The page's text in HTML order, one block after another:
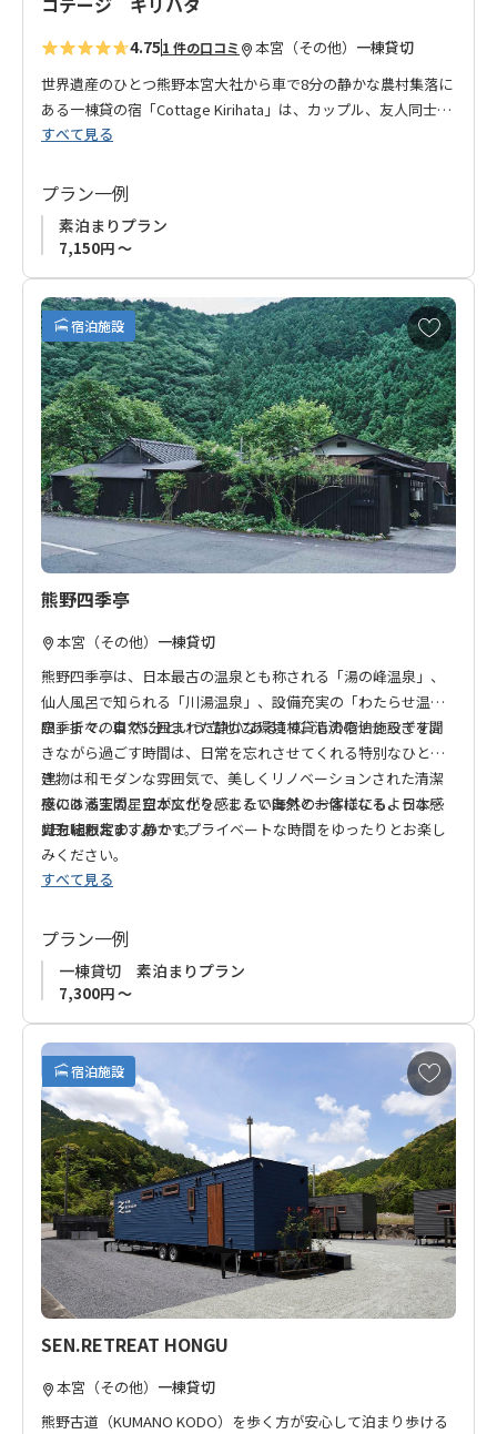
チェックイン方法はご予約・決済完了後にオーナーよりお知ら
せいたします。
4.751 件の口コミ 本宮（その他） 一棟貸切
世界遺産のひとつ熊野本宮大社から車で8分の静かな農村集落に
ある一棟貸の宿「Cottage Kirihata」は、カップル、友人同士、
ヤングファミリーに最適な宿です。熊野古道を歩いた後は、静
遊びやフィッシングなどのアクティビティやコテージ内でBBQ
も楽しめます。
すべて見る
プラン一例
素泊まりプラン
7,150円 ～
宿泊施設
お
気
に
入
り
に
追
加
熊野四季亭
本宮（その他） 一棟貸切
熊野四季亭は、日本最古の温泉とも称される「湯の峰温泉」、
仙人風呂で知られる「川湯温泉」、設備充実の「わたらせ温
泉」まで、車で5分という立地にある1棟貸しの宿泊施設です。
四季折々の自然に囲まれた静かな環境で、清流のせせらぎを聞
きながら過ごす時間は、日常を忘れさせてくれる特別なひとと
き。
夜には満天の星空が広がり、まるで自然と一体になるような感
覚を味わえます。
建物は和モダンな雰囲気で、美しくリノベーションされた清潔
感のある空間。日本文化を感じたい海外のお客様にも、日本人
の方にもおすすめです。
1日1組限定の、静かでプライベートな時間をゆったりとお楽し
みください。
すべて見る
プラン一例
一棟貸切 素泊まりプラン
7,300円 ～
宿泊施設
お
気
に
入
り
に
追
加
SEN.RETREAT HONGU
本宮（その他） 一棟貸切
熊野古道（KUMANO KODO）を歩く方が安心して泊まり歩ける